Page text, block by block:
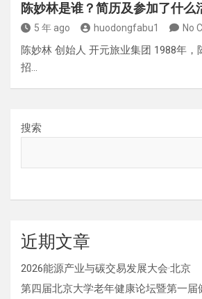
陈妙林是谁？简历及参加了什么
5 年 ago huodongfabu1 No
陈妙林 创始人 开元旅业集团 1988年，
招…
搜索
近期文章
2026能源产业与碳交易发展大会·北京
第四届北京大学老年健康论坛暨第一届